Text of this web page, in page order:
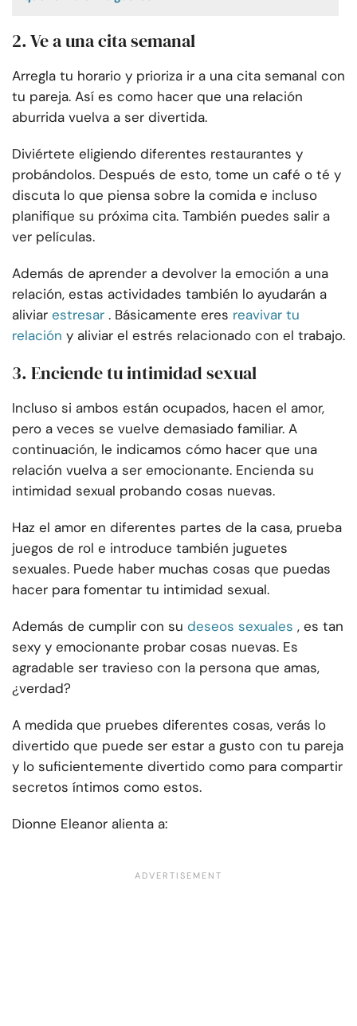
2. Ve a una cita semanal
Arregla tu horario y prioriza ir a una cita semanal con
tu pareja. Así es como hacer que una relación
aburrida vuelva a ser divertida.
Diviértete eligiendo diferentes restaurantes y
probándolos. Después de esto, tome un café o té y
discuta lo que piensa sobre la comida e incluso
planifique su próxima cita. También puedes salir a
ver películas.
Además de aprender a devolver la emoción a una
relación, estas actividades también lo ayudarán a
aliviar estresar . Básicamente eres reavivar tu
relación y aliviar el estrés relacionado con el trabajo.
3. Enciende tu intimidad sexual
Incluso si ambos están ocupados, hacen el amor,
pero a veces se vuelve demasiado familiar. A
continuación, le indicamos cómo hacer que una
relación vuelva a ser emocionante. Encienda su
intimidad sexual probando cosas nuevas.
Haz el amor en diferentes partes de la casa, prueba
juegos de rol e introduce también juguetes
sexuales. Puede haber muchas cosas que puedas
hacer para fomentar tu intimidad sexual.
Además de cumplir con su deseos sexuales , es tan
sexy y emocionante probar cosas nuevas. Es
agradable ser travieso con la persona que amas,
¿verdad?
A medida que pruebes diferentes cosas, verás lo
divertido que puede ser estar a gusto con tu pareja
y lo suficientemente divertido como para compartir
secretos íntimos como estos.
Dionne Eleanor alienta a: